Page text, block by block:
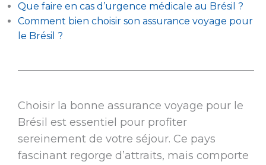
Que faire en cas d’urgence médicale au Brésil ?
Comment bien choisir son assurance voyage pour
le Brésil ?
Choisir la bonne assurance voyage pour le
Brésil est essentiel pour profiter
sereinement de votre séjour. Ce pays
fascinant regorge d’attraits, mais comporte